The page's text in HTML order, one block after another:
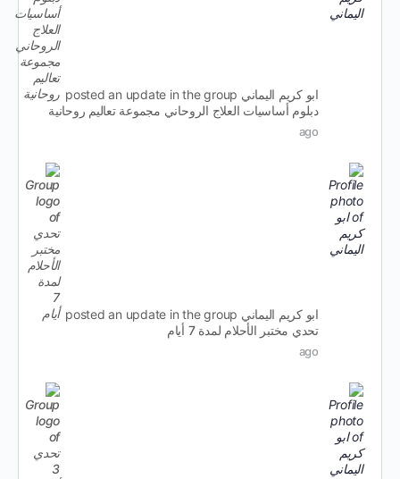
ابو كريم اليماني
دبلوم أساسيات العلاج الروحاني مجموعة تعاليم روحانية
ago
ابو كريم اليماني
تحدي مختبر الأحلام لمدة 7 أيام
ago